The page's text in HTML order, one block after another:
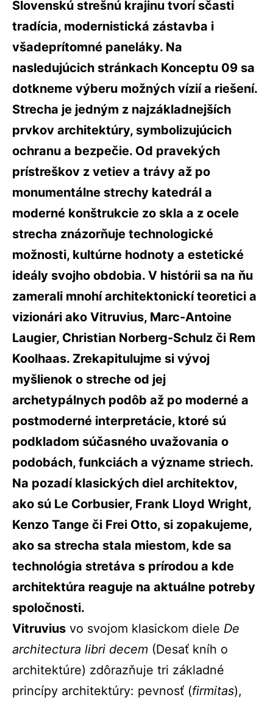
Slovenskú strešnú krajinu tvorí sčasti
tradícia, modernistická zástavba i
všadeprítomné paneláky. Na
nasledujúcich stránkach Konceptu 09 sa
dotkneme výberu možných vízií a riešení.
Strecha je jedným z najzákladnejších
prvkov architektúry, symbolizujúcich
ochranu a bezpečie. Od pravekých
prístreškov z vetiev a trávy až po
monumentálne strechy katedrál a
moderné konštrukcie zo skla a z ocele
strecha znázorňuje technologické
možnosti, kultúrne hodnoty a estetické
ideály svojho obdobia. V histórii sa na ňu
zamerali mnohí architektonickí teoretici a
vizionári ako Vitruvius, Marc-Antoine
Laugier, Christian Norberg-Schulz či Rem
Koolhaas. Zrekapitulujme si vývoj
myšlienok o streche od jej
archetypálnych podôb až po moderné a
postmoderné interpretácie, ktoré sú
podkladom súčasného uvažovania o
podobách, funkciách a význame striech.
Na pozadí klasických diel architektov,
ako sú Le Corbusier, Frank Lloyd Wright,
Kenzo Tange či Frei Otto, si zopakujeme,
ako sa strecha stala miestom, kde sa
technológia stretáva s prírodou a kde
architektúra reaguje na aktuálne potreby
spoločnosti.
Vitruvius vo svojom klasickom diele De
architectura libri decem (Desať kníh o
architektúre) zdôrazňuje tri základné
princípy architektúry: pevnosť (firmitas),